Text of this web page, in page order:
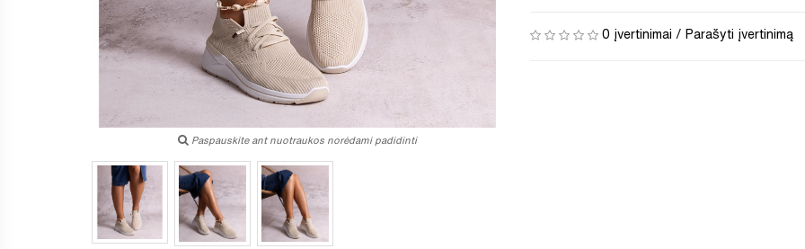
Paspauskite ant nuotraukos norėdami padidinti
0 įvertinimai / Parašyti įvertinimą